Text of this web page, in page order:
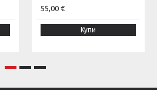
55,00 €
Купи